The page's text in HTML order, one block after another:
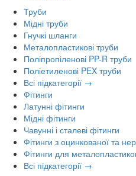
Труби
Мідні труби
Гнучкі шланги
Металопластикові труби
Поліпропіленові PP-R труби
Поліетиленові PEX труби
Всі підкатегорії →
Фітинги
Латунні фітинги
Мідні фітинги
Чавунні і сталеві фітинги
Фітинги з оцинкованої та
Фітинги для
Всі підкатегорії →